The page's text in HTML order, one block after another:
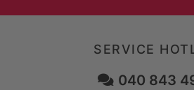
SERVICE
040 843